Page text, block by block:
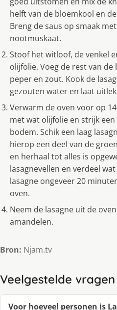
helft van de bloemkool en
Breng de saus op smaak
nootmuskaat.
Stoof het witloof, de venkel
olijfolie. Voeg de rest van
peper en zout. Kook de
gezouten water en laat
Verwarm de oven voor op
met wat olijfolie en strijk
bodem. Schik een laag
hierop een deel van de
en herhaal tot alles is
lasagnevellen en verdeel
lasagne ongeveer 20
oven.
Neem de lasagne uit de
amandelen.
Bron: Njam.tv
Veelgestelde vragen
Voor hoeveel personen is